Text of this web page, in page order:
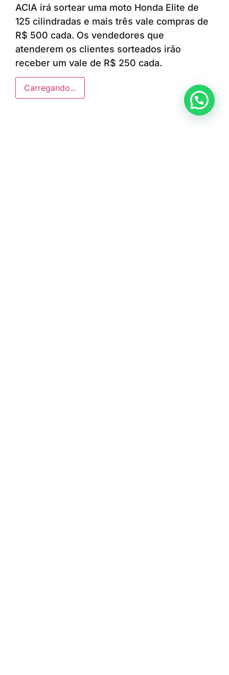
ACIA irá sortear uma moto Honda Elite de
125 cilindradas e mais três vale compras de
R$ 500 cada. Os vendedores que
atenderem os clientes sorteados irão
receber um vale de R$ 250 cada.
Carregando...
Anunciar ou recomendar matéria